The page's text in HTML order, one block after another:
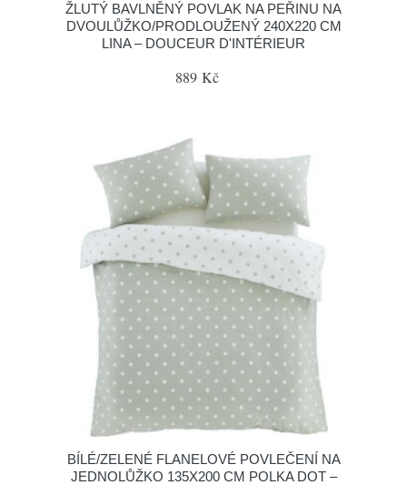
ŽLUTÝ BAVLNĚNÝ POVLAK NA PEŘINU NA
DVOULŮŽKO/PRODLOUŽENÝ 240X220 CM
LINA – DOUCEUR D'INTÉRIEUR
889 Kč
BÍLÉ/ZELENÉ FLANELOVÉ POVLEČENÍ NA
JEDNOLŮŽKO 135X200 CM POLKA DOT –